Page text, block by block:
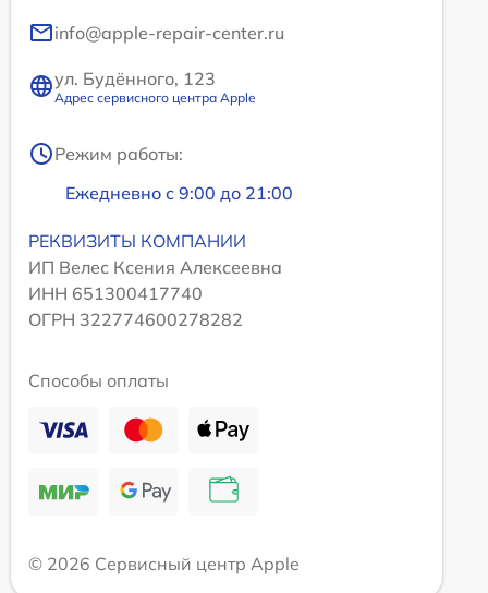
info@apple-repair-center.ru
ул. Будённого, 123
Адрес сервисного центра Apple
Режим работы:
Ежедневно с 9:00 до 21:00
РЕКВИЗИТЫ КОМПАНИИ
ИП Велес Ксения Алексеевна
ИНН 651300417740
ОГРН 322774600278282
Способы оплаты
© 2026 Сервисный центр Apple